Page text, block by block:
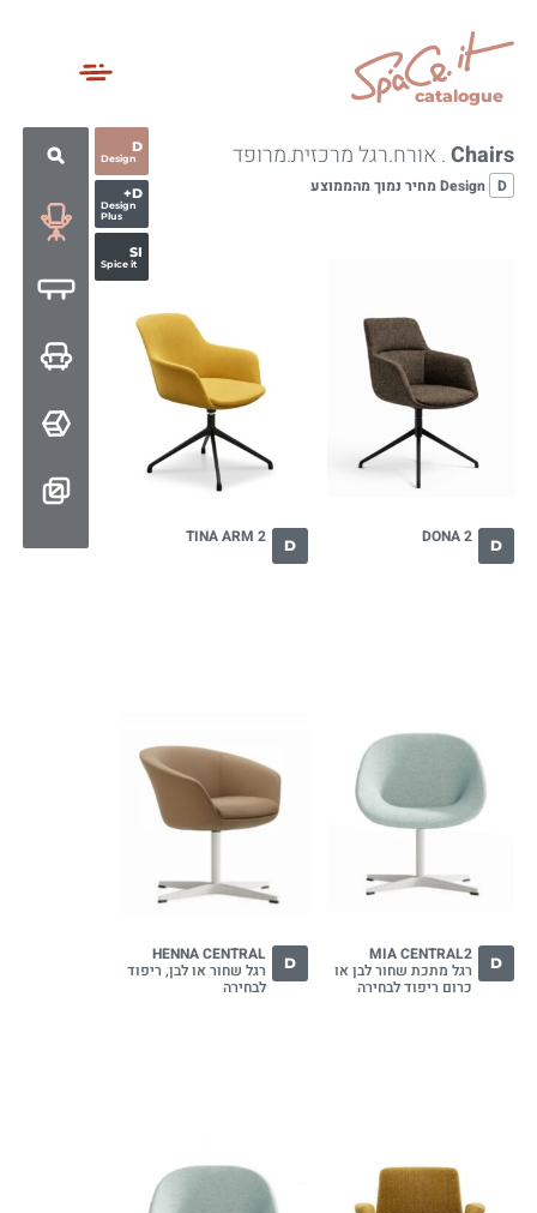
catalogue
D
Design
D+
Design
Plus
SI
Spice it
Chairs. אורח.רגל מרכזית.מרופד
D Design מחיר נמוך מהממוצע
D
DONA 2
D
TINA ARM 2
D
MIA CENTRAL2
רגל מתכת שחור לבן או
כרום ריפוד לבחירה
D
HENNA CENTRAL
רגל שחור או לבן, ריפוד
לבחירה